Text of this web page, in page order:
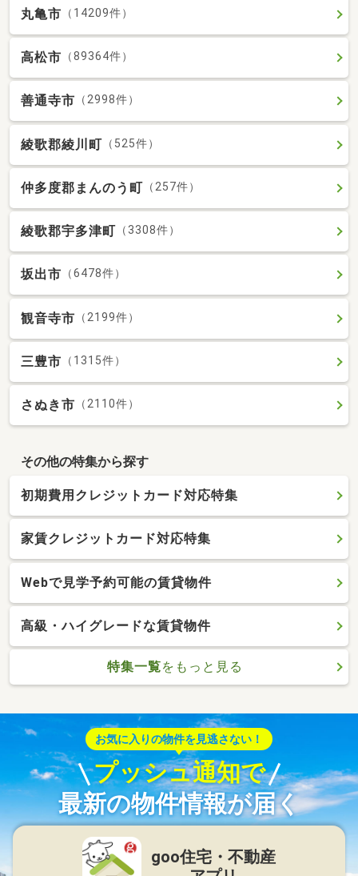
丸亀市 （14209件）
高松市 （89364件）
善通寺市 （2998件）
綾歌郡綾川町 （525件）
仲多度郡まんのう町 （257件）
綾歌郡宇多津町 （3308件）
坂出市 （6478件）
観音寺市 （2199件）
三豊市 （1315件）
さぬき市 （2110件）
その他の特集から探す
初期費用クレジットカード対応特集
家賃クレジットカード対応特集
Webで見学予約可能の賃貸物件
高級・ハイグレードな賃貸物件
特集一覧をもっと見る
お気に入りの物件を見逃さない！
プッシュ通知で
最新の物件情報が届く
goo住宅・不動産